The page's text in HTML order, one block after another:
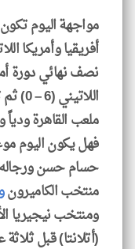
مواجهة اليوم
أفريقيا وأمريكا
نصف نهائي دورة
فهل يكون اليوم
حسام حسن ورجاله
منتخب الكاميرون
ومنتخب نيجيريا
(أتلانتا) قبل